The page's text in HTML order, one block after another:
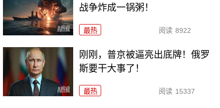
战争炸成一锅粥！
最热 阅读 8922
刚刚，普京被逼亮出底牌！俄罗
斯要干大事了！
最热 阅读 15337